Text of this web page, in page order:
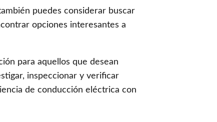
puedes considerar buscar
opciones interesantes a
para aquellos que desean
inspeccionar y verificar
de conducción eléctrica con